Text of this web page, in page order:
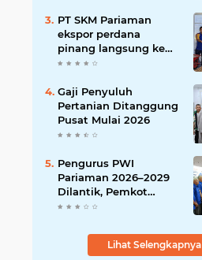
PT SKM Pariaman
ekspor perdana
pinang langsung ke
India
Gaji Penyuluh
Pertanian Ditanggung
Pusat Mulai 2026
Pengurus PWI
Pariaman 2026–2029
Dilantik, Pemkot
Tekankan Sinergi dan
Lihat Selengkapnya